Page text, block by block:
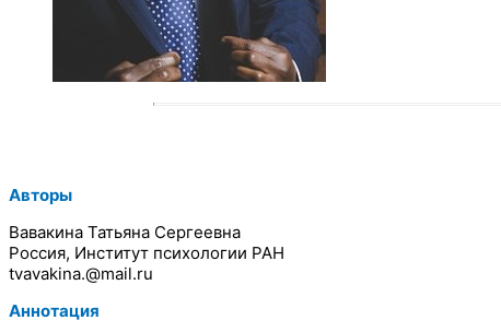
Авторы
Вавакина Татьяна Сергеевна
Россия, Институт психологии РАН
tvavakina.@mail.ru
Аннотация